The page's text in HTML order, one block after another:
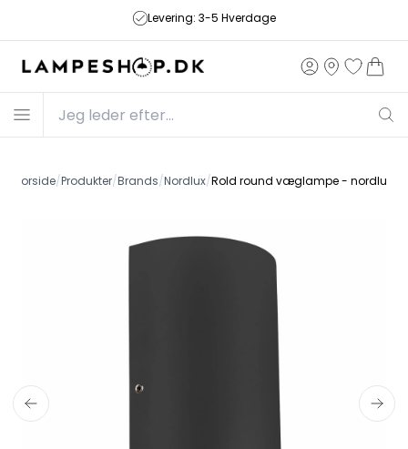
Fri fragt på ordrer over 499,-
Forside/Produkter/Brands/Nordlux/Rold round væglampe - nordlux